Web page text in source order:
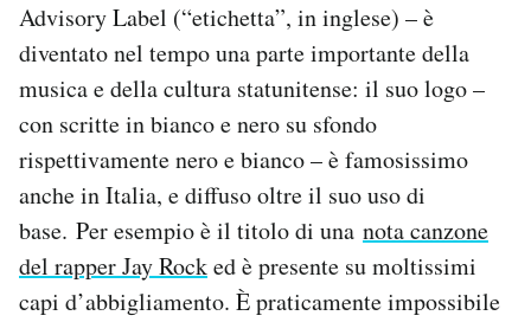
Notifiche mobile
Regala il Post
Hai bisogno di aiuto?
Esci
Advisory Label (“etichetta”, in inglese) – è
diventato nel tempo una parte importante della
musica e della cultura statunitense: il suo logo –
con scritte in bianco e nero su sfondo
rispettivamente nero e bianco – è famosissimo
anche in Italia, e diffuso oltre il suo uso di
base. Per esempio è il titolo di una nota canzone
del rapper Jay Rocked è presente su moltissimi
capi d’abbigliamento. È praticamente impossibile